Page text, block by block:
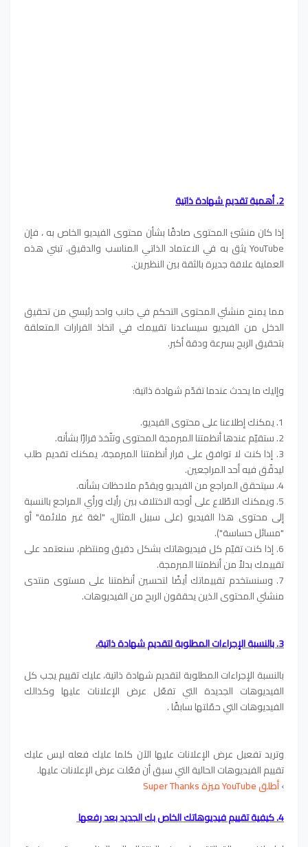
2. أهمية تقديم شهادة ذاتية
إذا كان منشئ المحتوى صادقًا بشأن محتوى الفيديو الخاص به ، فإن
YouTube يثق به في الاعتماد الذاتي المناسب والدقيق. تبني هذه
العملية علاقة جديرة بالثقة بين النظيرين.
مما يمنح منشئي المحتوى التحكم في جانب واحد رئيسي من تحقيق
الدخل من الفيديو سيساعدنا تقييمك في اتخاذ القرارات المتعلقة
بتحقيق الربح بسرعة ودقة أكبر.
وإليك ما يحدث عندما تقدّم شهادة ذاتية:
1. يمكنك إطلاعنا على محتوى الفيديو.
2. ستقيّم عندها أنظمتنا المبرمجة المحتوى وتتّخذ قرارًا بشأنه.
3. إذا كنت لا توافق على قرار أنظمتنا المبرمجة، يمكنك تقديم طلب
ليدقّق فيه أحد المراجعين.
4. سيتحقق المراجع من الفيديو ويقدّم ملاحظات بشأنه.
5. ويمكنك الاطّلاع على أوجه الاختلاف بين رأيك ورأي المراجع بالنسبة
إلى محتوى هذا الفيديو (على سبيل المثال، "لغة غير ملائمة" أو
"مسائل حساسة").
6. إذا كنت تقيّم كل فيديوهاتك بشكل دقيق ومنتظم، سنعتمد على
تقييمك بدلاً من أنظمتنا المبرمجة.
7. وسنستخدم تقييماتك أيضًا لتحسين أنظمتنا على مستوى منتدى
منشئي المحتوى الذين يحققون الربح من الفيديوهات.
3. بالنسبة الإجراءات المطلوبة لتقديم شهادة ذاتية،
بالنسبة الإجراءات المطلوبة لتقديم شهادة ذاتية، عليك تقييم يجب كل
الفيديوهات الجديدة التي تفعّل عرض الإعلانات عليها وكذالك
الفيديوهات التي حمّلتها سابقًا .
وتريد تفعيل عرض الإعلانات عليها الآن كلما عليك فعله ليس عليك
تقييم الفيديوهات الحالية التي سبق أن فعّلت عرض الإعلانات عليها.
›أطلق YouTube ميزة Super Thanks
4. كيفية تقييم فيديوهاتك الخاص بك الجديد بعد رفعها